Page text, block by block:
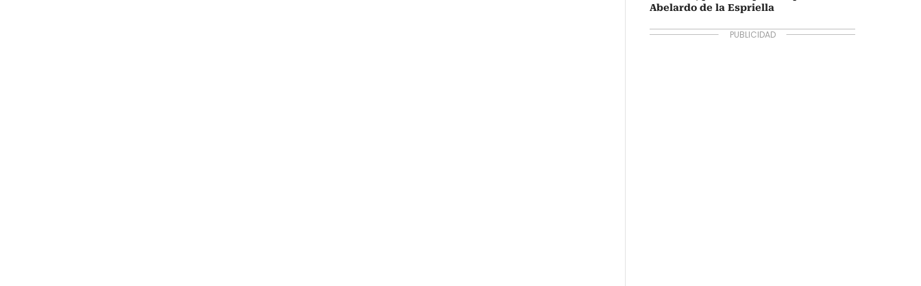
Abelardo de la Espriella